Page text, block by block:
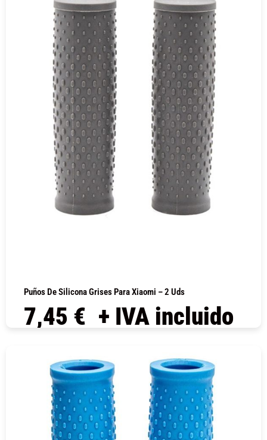
Puños De Silicona Grises Para Xiaomi – 2 Uds
7,45 € + IVA incluido